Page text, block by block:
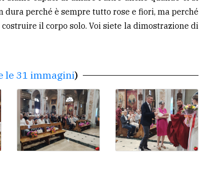
perché è sempre tutto rose e fiori, ma perché
il corpo solo. Voi siete la dimostrazione di
le 31 immagini)